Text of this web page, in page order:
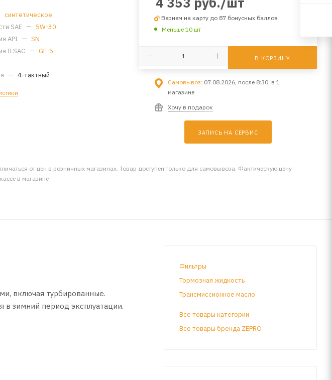
синтетическое
SAE — 5W-30
API — SN
ILSAC — GF-5
— 4-тактный
Вернем на карту до 87 бонусных баллов
Меньше 10 шт
В КОРЗИНУ
Самовывоз: 07.08.2026, после 8:30, в 1
магазине
Хочу в подарок
ЗАПИСЬ НА СЕРВИС
от цен в розничных магазинах. Товар доступен только для самовывоза. Фактическую цену
в магазине
включая турбированные.
в зимний период эксплуатации.
Фильтры
Тормозная жидкость
Трансмиссионное масло
Все товары категории
Все товары бренда ZEPRO